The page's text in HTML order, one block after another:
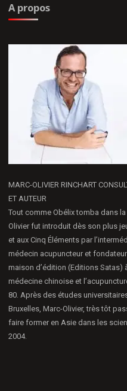
A propos
MARC-OLIVIER RINCHART
ET AUTEUR
Tout comme Obélix tomba dans
Olivier fut introduit dès son plus
et aux Cinq Éléments par
médecin acupuncteur et
maison d’édition (Editions Satas)
médecine chinoise et
80. Après des études
Bruxelles, Marc-Olivier, très tôt
faire former en Asie dans les
2004.